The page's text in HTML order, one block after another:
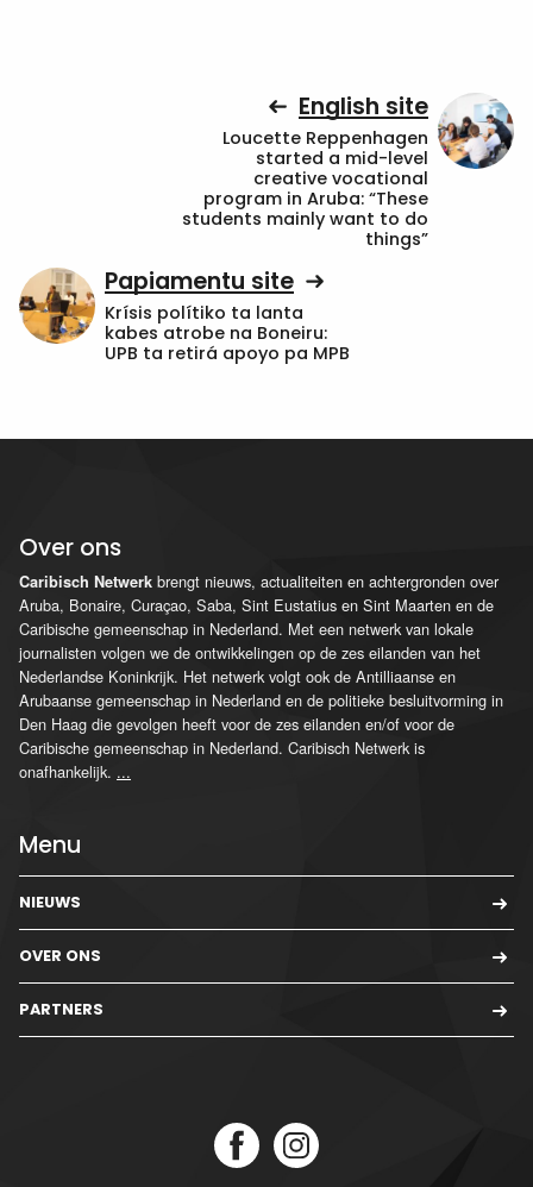
English site
Loucette Reppenhagen
started a mid-level
creative vocational
program in Aruba: “These
students mainly want to do
things”
Papiamentu site
Krísis polítiko ta lanta
kabes atrobe na Boneiru:
UPB ta retirá apoyo pa MPB
Over ons
Caribisch Netwerk brengt nieuws, actualiteiten en achtergronden over
Aruba, Bonaire, Curaçao, Saba, Sint Eustatius en Sint Maarten en de
Caribische gemeenschap in Nederland. Met een netwerk van lokale
journalisten volgen we de ontwikkelingen op de zes eilanden van het
Nederlandse Koninkrijk. Het netwerk volgt ook de Antilliaanse en
Arubaanse gemeenschap in Nederland en de politieke besluitvorming in
Den Haag die gevolgen heeft voor de zes eilanden en/of voor de
Caribische gemeenschap in Nederland. Caribisch Netwerk is
onafhankelijk. ...
Menu
NIEUWS
OVER ONS
PARTNERS